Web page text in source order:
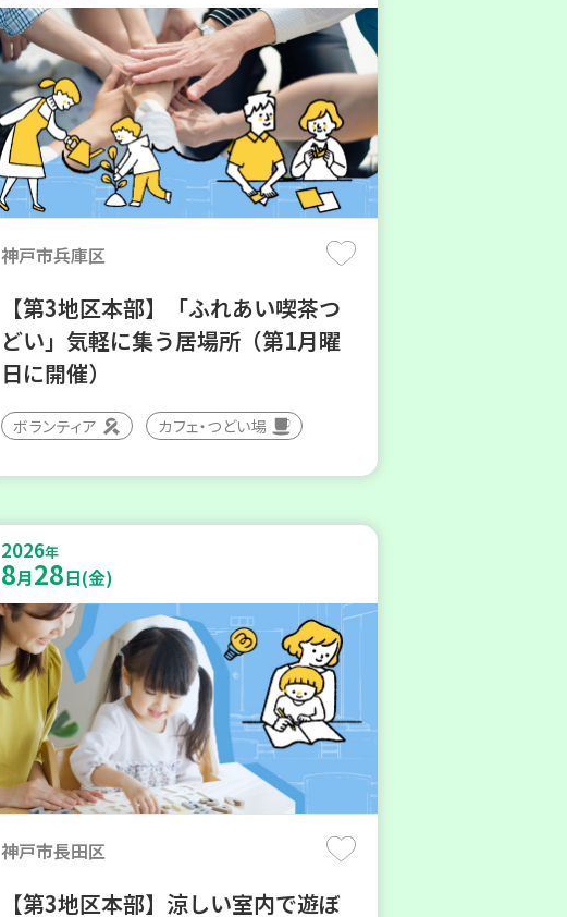
神戸市兵庫区
【第3地区本部】「ふれあい喫茶つ
どい」気軽に集う居場所（第1月曜
日に開催）
ボランティア カフェ・つどい場
2026年
8月28日(金)
神戸市長田区
【第3地区本部】涼しい室内で遊ぼ